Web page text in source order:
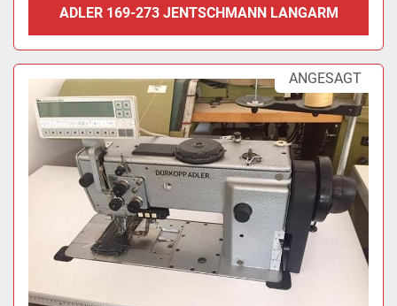
ADLER 169-273 JENTSCHMANN LANGARM
ANGESAGT